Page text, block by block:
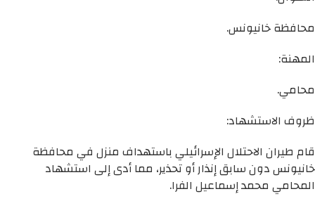
محافظة خانيونس.
المهنة:
محامي.
ظروف الاستشهاد:
قام طيران الاحتلال الإسرائيلي باستهداف منزل في محافظة
خانيونس دون سابق إنذار أو تحذير، مما أدى إلى استشهاد
المحامي محمد إسماعيل الفرا.